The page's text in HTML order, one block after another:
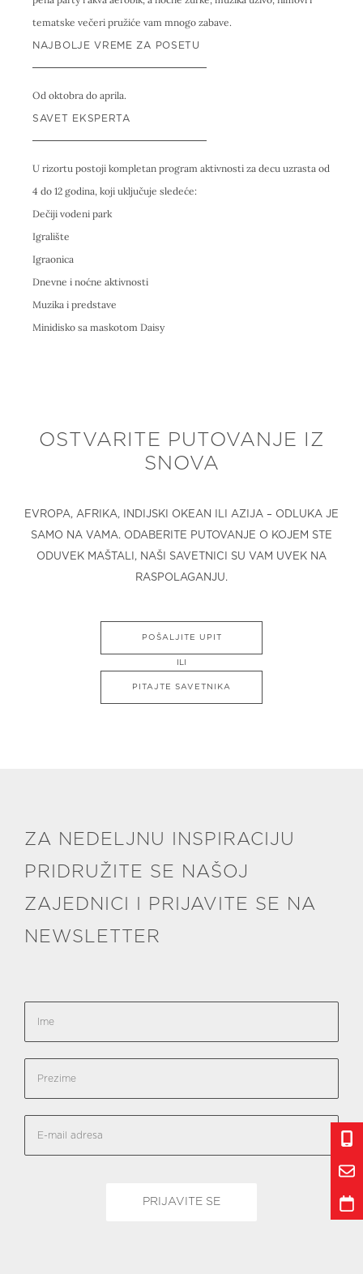
tematske večeri pružiće vam mnogo zabave.
NAJBOLJE VREME ZA POSETU
Od oktobra do aprila.
SAVET EKSPERTA
U rizortu postoji kompletan program aktivnosti za decu uzrasta od
4 do 12 godina, koji uključuje sledeće:
Dečiji vodeni park
Igralište
Igraonica
Dnevne i noćne aktivnosti
Muzika i predstave
Minidisko sa maskotom Daisy
OSTVARITE PUTOVANJE IZ
SNOVA
EVROPA, AFRIKA, INDIJSKI OKEAN ILI AZIJA – ODLUKA JE
SAMO NA VAMA. ODABERITE PUTOVANJE O KOJEM STE
ODUVEK MAŠTALI, NAŠI SAVETNICI SU VAM UVEK NA
RASPOLAGANJU.
POŠALJITE UPIT
ILI
PITAJTE SAVETNIKA
ZA NEDELJNU INSPIRACIJU
PRIDRUŽITE SE NAŠOJ
ZAJEDNICI I PRIJAVITE SE NA
NEWSLETTER